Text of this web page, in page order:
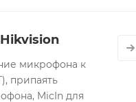
микрофона к
припаять
MicIn для